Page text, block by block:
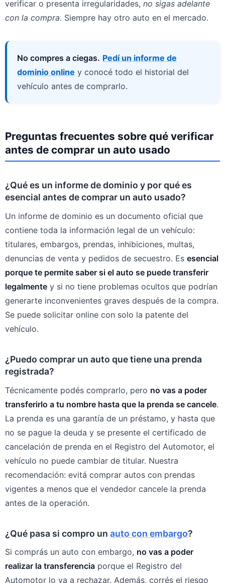
verificar o presenta irregularidades, no sigas adelante
con la compra. Siempre hay otro auto en el mercado.
No compres a ciegas. Pedí un informe de
dominio online y conocé todo el historial del
vehículo antes de comprarlo.
Preguntas frecuentes sobre qué verificar
antes de comprar un auto usado
¿Qué es un informe de dominio y por qué es
esencial antes de comprar un auto usado?
Un informe de dominio es un documento oficial que
contiene toda la información legal de un vehículo:
titulares, embargos, prendas, inhibiciones, multas,
denuncias de venta y pedidos de secuestro. Es esencial
porque te permite saber si el auto se puede transferir
legalmente y si no tiene problemas ocultos que podrían
generarte inconvenientes graves después de la compra.
Se puede solicitar online con solo la patente del
vehículo.
¿Puedo comprar un auto que tiene una prenda
registrada?
Técnicamente podés comprarlo, pero no vas a poder
transferirlo a tu nombre hasta que la prenda se cancele.
La prenda es una garantía de un préstamo, y hasta que
no se pague la deuda y se presente el certificado de
cancelación de prenda en el Registro del Automotor, el
vehículo no puede cambiar de titular. Nuestra
recomendación: evitá comprar autos con prendas
vigentes a menos que el vendedor cancele la prenda
antes de la operación.
¿Qué pasa si compro un auto con embargo?
Si comprás un auto con embargo, no vas a poder
realizar la transferencia porque el Registro del
Automotor lo va a rechazar. Además, corrés el riesgo